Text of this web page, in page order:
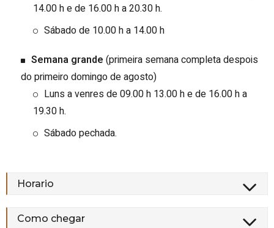
14.00 h e de 16.00 h a 20.30 h.
Sábado de 10.00 h a 14.00 h
Semana grande (primeira semana completa despois
do primeiro domingo de agosto)
Luns a venres de 09.00 h 13.00 h e de 16.00 h a
19.30 h.
Sábado pechada.
Horario
Como chegar